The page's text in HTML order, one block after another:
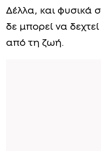
Δέλλα, και φυσικά
δε μπορεί να
από τη ζωή.